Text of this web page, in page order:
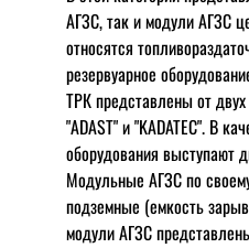
АГЗС, так и модули АГЗС
относятся
резервуарное
ТРК представлены от
"ADAST" и "KADATEC". В
оборудования выступают
Модульные АГЗС по
подземные (емкость
модули АГЗС